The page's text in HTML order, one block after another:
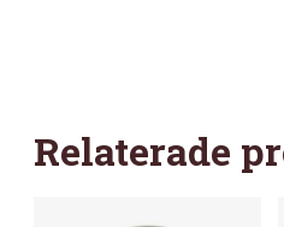
Relaterade